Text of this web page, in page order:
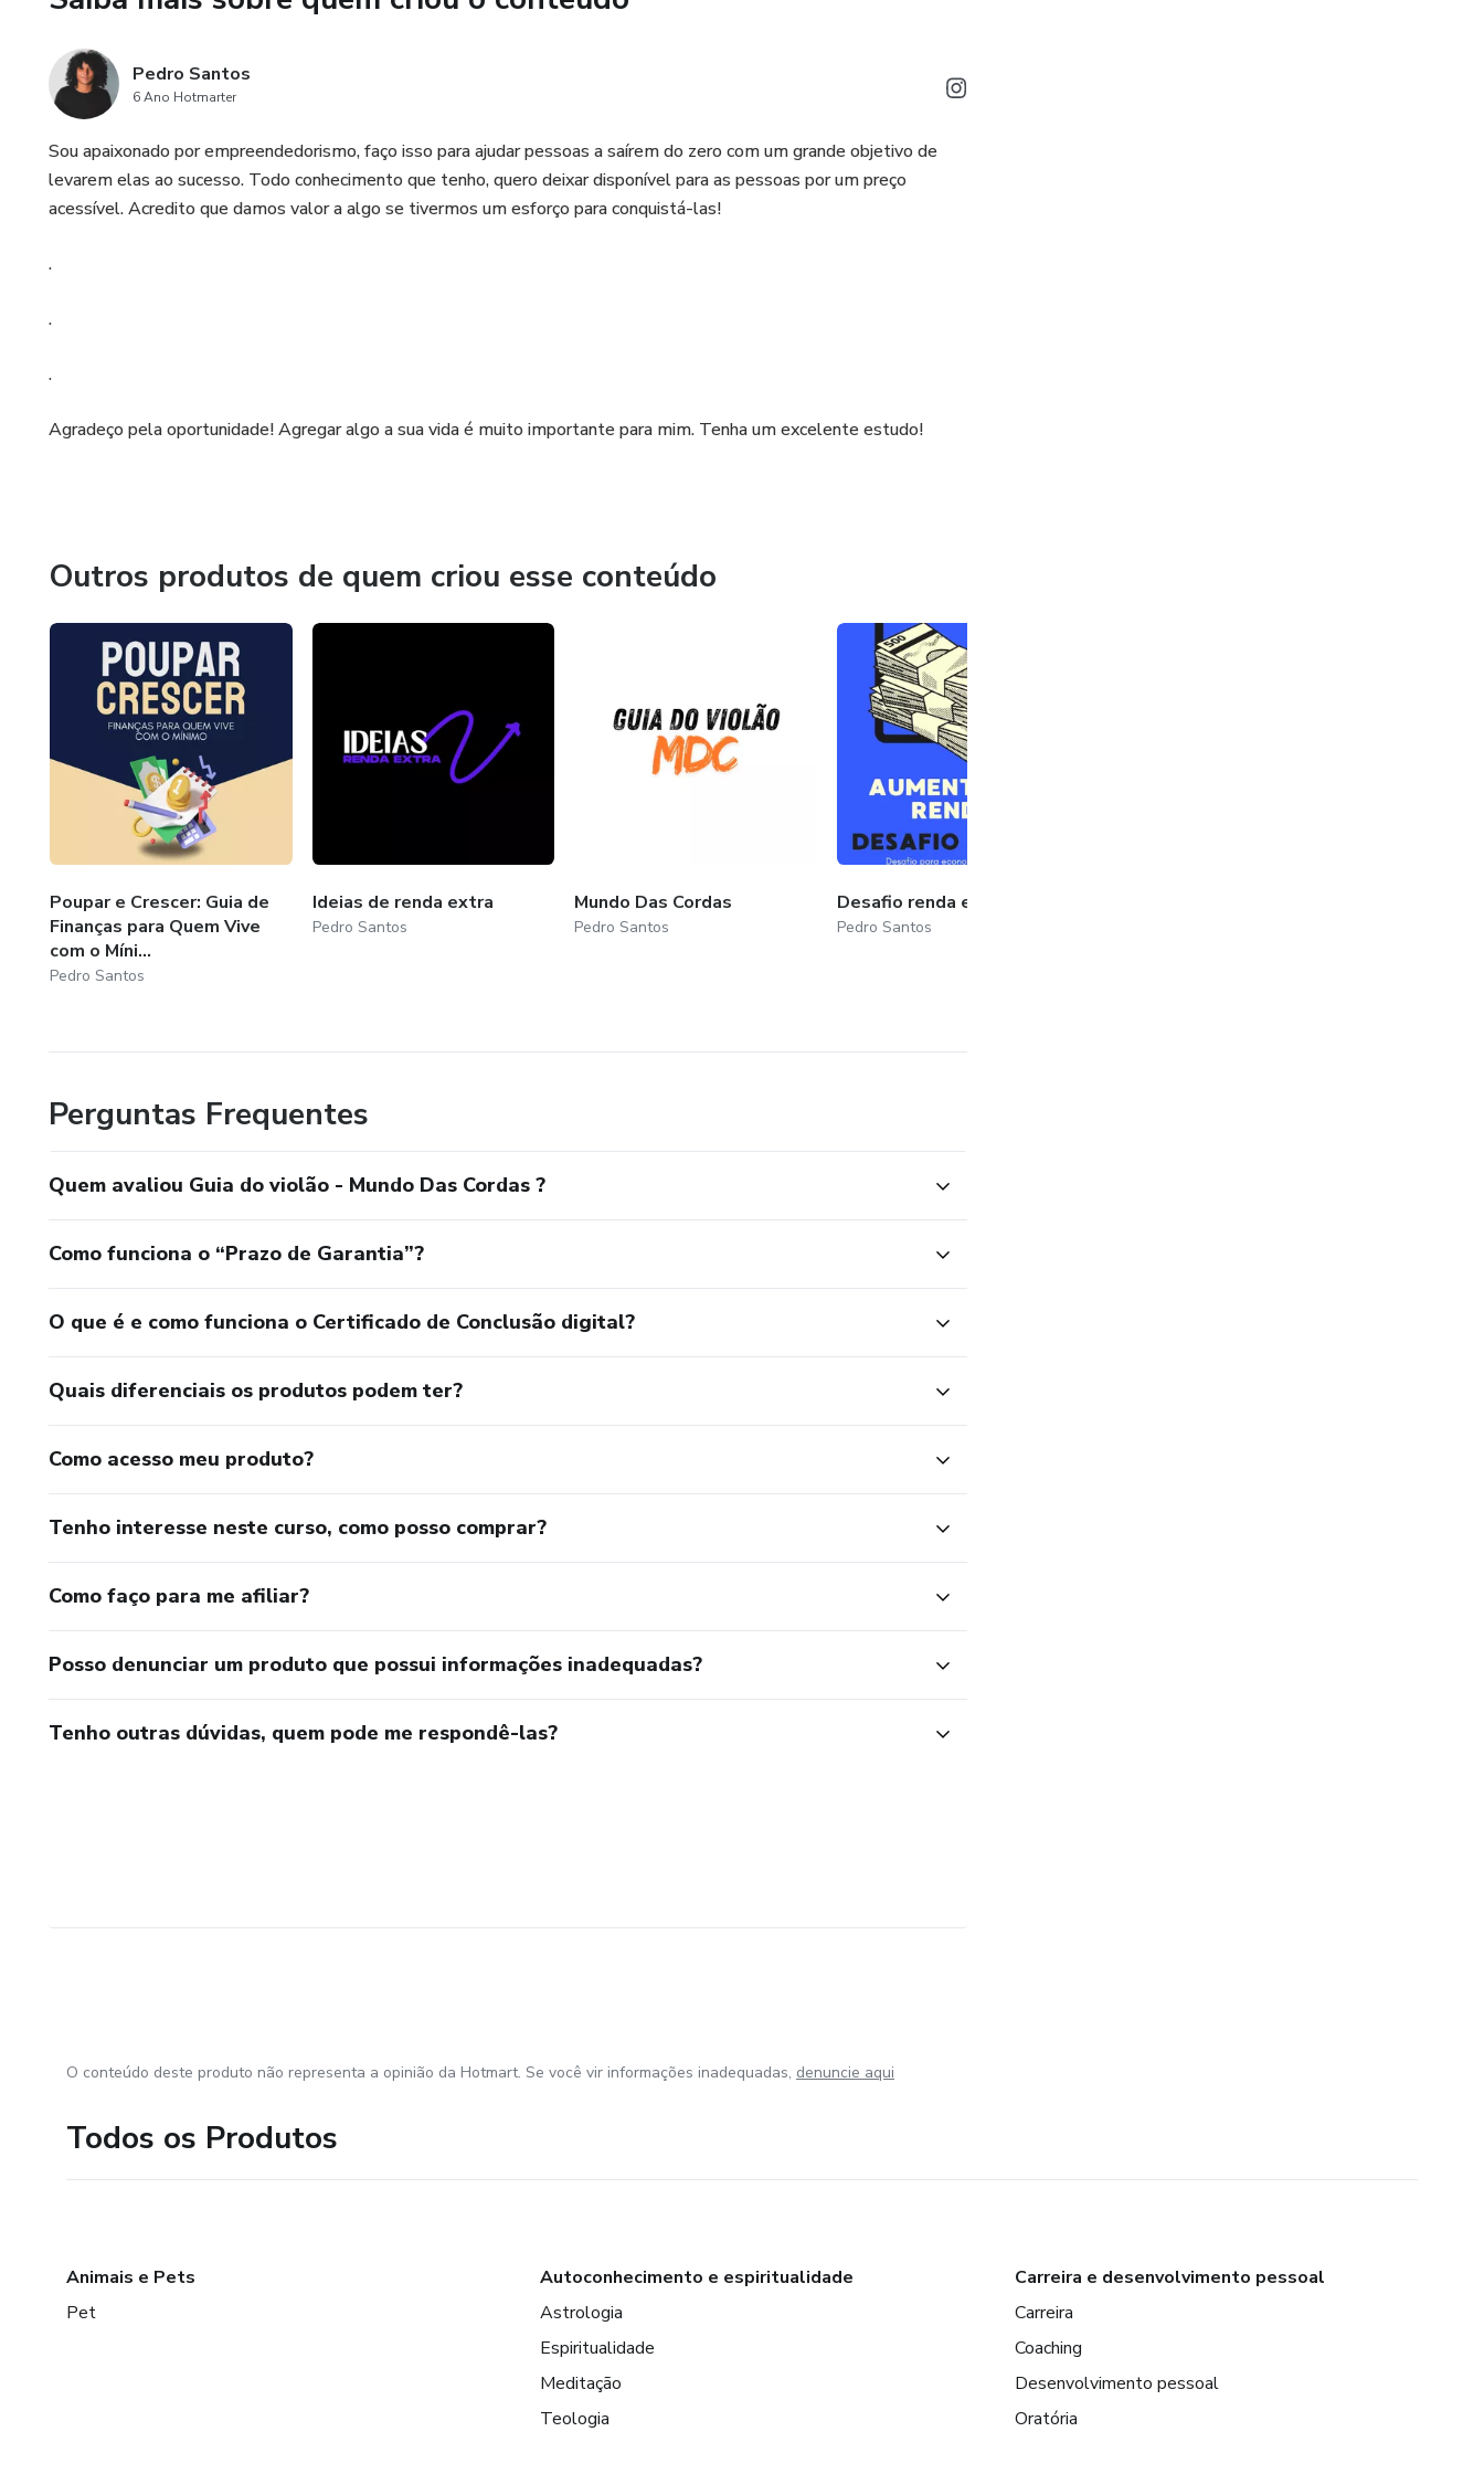
Pedro Santos
6 Ano Hotmarter
Sou apaixonado por empreendedorismo, faço isso para ajudar pessoas a saírem do zero com um grande objetivo de
levarem elas ao sucesso. Todo conhecimento que tenho, quero deixar disponível para as pessoas por um preço
acessível. Acredito que damos valor a algo se tivermos um esforço para conquistá-las!
.
.
.
Agradeço pela oportunidade! Agregar algo a sua vida é muito importante para mim. Tenha um excelente estudo!
Outros produtos de quem criou esse conteúdo
Poupar e Crescer: Guia de
Finanças para Quem Vive
com o Míni...
Pedro Santos
Ideias de renda extra
Pedro Santos
Mundo Das Cordas
Pedro Santos
Desafio renda em 30 dias
Pedro Santos
Perguntas Frequentes
Quem avaliou Guia do violão - Mundo Das Cordas ?
Como funciona o “Prazo de Garantia”?
O que é e como funciona o Certificado de Conclusão digital?
Quais diferenciais os produtos podem ter?
Como acesso meu produto?
Tenho interesse neste curso, como posso comprar?
Como faço para me afiliar?
Posso denunciar um produto que possui informações inadequadas?
Tenho outras dúvidas, quem pode me respondê-las?
O conteúdo deste produto não representa a opinião da Hotmart. Se você vir informações inadequadas, denuncie aqui
Todos os Produtos
Animais e Pets
Pet
Autoconhecimento e espiritualidade
Astrologia
Espiritualidade
Meditação
Teologia
Carreira e desenvolvimento pessoal
Carreira
Coaching
Desenvolvimento pessoal
Oratória